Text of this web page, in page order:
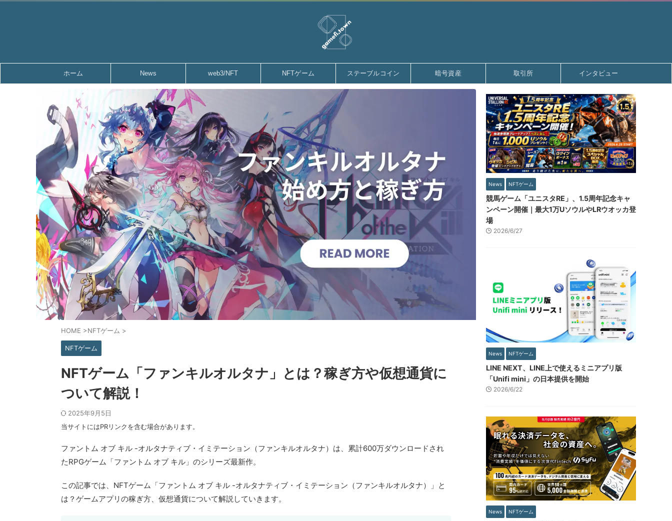
ホーム News web3/NFT NFTゲーム ステーブルコイン 暗号資産 取引所 インタビュー
HOME >NFTゲーム >
NFTゲーム
NFTゲーム「ファンキルオルタナ」とは？稼ぎ方や仮想通貨に
ついて解説！
2025年9月5日
当サイトにはPRリンクを含む場合があります。
ファントム オブ キル -オルタナティブ・イミテーション（ファンキルオルタナ）は、累計600万ダウンロードされ
たRPGゲーム「ファントム オブ キル」のシリーズ最新作。
この記事では、NFTゲーム「ファントム オブ キル -オルタナティブ・イミテーション（ファンキルオルタナ）」と
は？ゲームアプリの稼ぎ方、仮想通貨について解説していきます。
News NFTゲーム
競馬ゲーム「ユニスタRE」、1.5周年記念キャ
ンペーン開催｜最大1万UソウルやLRウオッカ登
場
2026/6/27
News NFTゲーム
LINE NEXT、LINE上で使えるミニアプリ版
「Unifi mini」の日本提供を開始
2026/6/22
News NFTゲーム